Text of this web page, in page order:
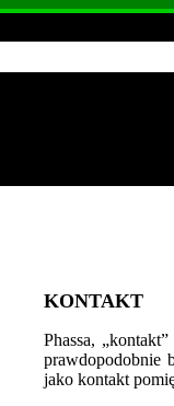
KONTAKT
Phassa,
prawdopodobnie
jako kontakt